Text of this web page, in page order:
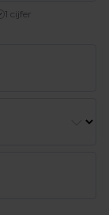
1 cijfer